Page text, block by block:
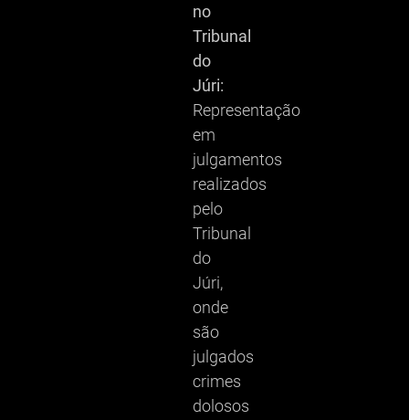
no
Tribunal
do
Júri:
Representação
em
julgamentos
realizados
pelo
Tribunal
do
Júri,
onde
são
julgados
crimes
dolosos